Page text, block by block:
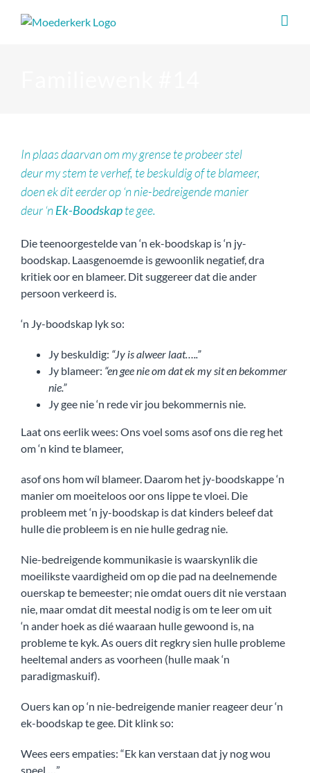
In plaas daarvan om my grense te probeer stel
deur my stem te verhef, te beskuldig of te blameer,
doen ek dit eerder op ‘n nie-bedreigende manier
deur ‘nEk-Boodskapte gee.
Die teenoorgestelde van ‘n ek-boodskap is ‘n jy-
boodskap. Laasgenoemde is gewoonlik negatief, dra
kritiek oor en blameer. Dit suggereer dat die ander
persoon verkeerd is.
‘n Jy-boodskap lyk so:
Jy beskuldig: “Jy is alweer laat…..”
Jy blameer: “en gee nie om dat ek my sit en bekommer
nie.”
Jy gee nie ‘n rede vir jou bekommernis nie.
Laat ons eerlik wees: Ons voel soms asof ons die reg het
om ‘n kind te blameer,
asof ons hom wíl blameer. Daarom het jy-boodskappe ‘n
manier om moeiteloos oor ons lippe te vloei. Die
probleem met ‘n jy-boodskap is dat kinders beleef dat
hulle die probleem is en nie hulle gedrag nie.
Nie-bedreigende kommunikasie is waarskynlik die
moeilikste vaardigheid om op die pad na deelnemende
ouerskap te bemeester; nie omdat ouers dit nie verstaan
nie, maar omdat dit meestal nodig is om te leer om uit
‘n ander hoek as dié waaraan hulle gewoond is, na
probleme te kyk. As ouers dit regkry sien hulle probleme
heeltemal anders as voorheen (hulle maak ‘n
paradigmaskuif).
Ouers kan op ‘n nie-bedreigende manier reageer deur ‘n
ek-boodskap te gee. Dit klink so:
Wees eers empaties: “Ek kan verstaan dat jy nog wou
speel,…”